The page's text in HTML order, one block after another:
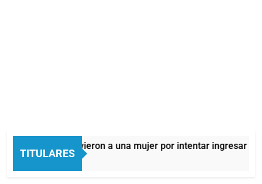
TITULARES
Quilmes: detuvieron a una mujer por intentar ingresar
9 Horas Atrás